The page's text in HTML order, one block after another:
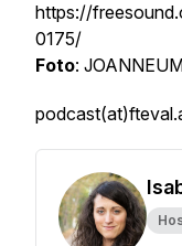
https://
0175/
Foto: